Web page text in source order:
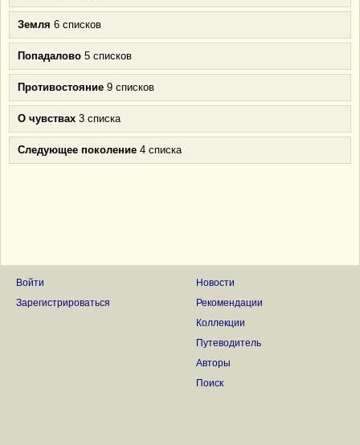
Земля 6 списков
Попадалово 5 списков
Противостояние 9 списков
О чувствах 3 списка
Следующее поколение 4 списка
Войти
Зарегистрироваться
Новости
Рекомендации
Коллекции
Путеводитель
Авторы
Поиск